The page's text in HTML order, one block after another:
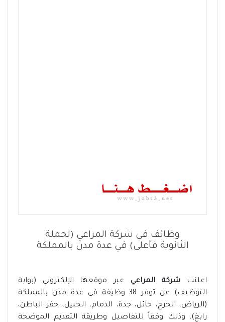
وظائف في شركة المراعي (لحملة
الثانوية فأعلى) في عدة مدن بالمملكة
اعلنت شركة المراعي عبر موقعها الإلكتروني (بوابة
التوظيف) عن توفر 38 وظيفة في عدة مدن بالمملكة
(الرياض، الخرج، حائل، جدة، الدمام، الجبيل، حفر الباطن،
رابغ)، وذلك وفقاً للتفاصيل وطريقة التقديم الموضحة